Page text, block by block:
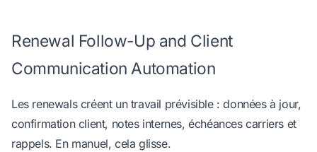
Renewal Follow-Up and Client
Communication Automation
Les renewals créent un travail prévisible : données à jour,
confirmation client, notes internes, échéances carriers et
rappels. En manuel, cela glisse.